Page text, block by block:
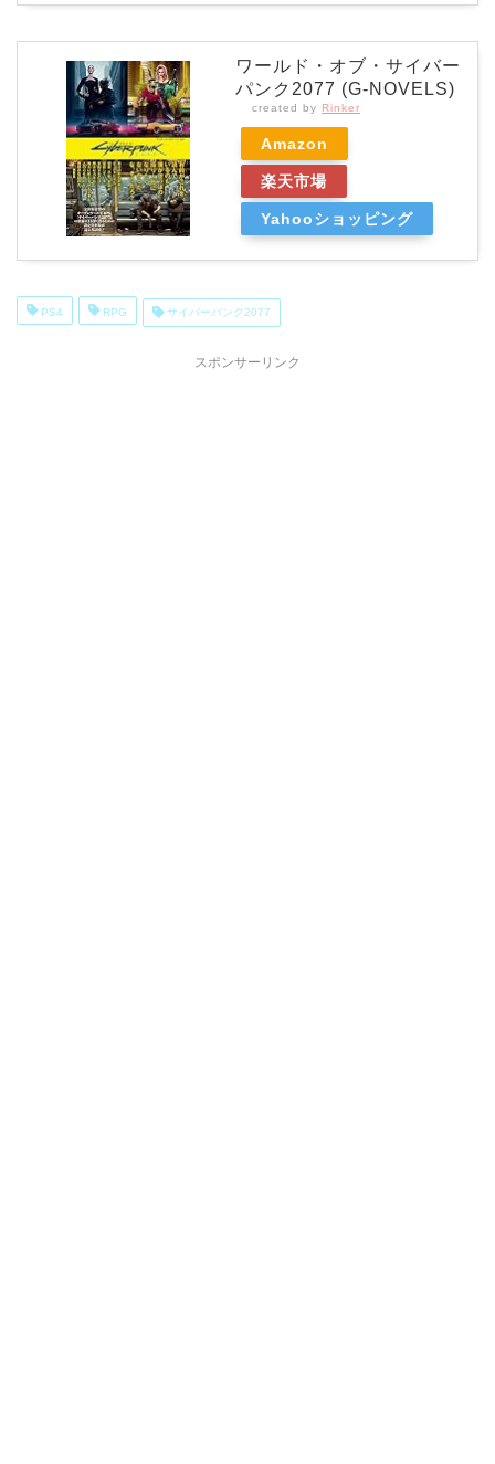
ワールド・オブ・サイバー
パンク2077 (G-NOVELS)
created by Rinker
Amazon
楽天市場
Yahooショッピング
PS4 RPG サイバーパンク2077
スポンサーリンク